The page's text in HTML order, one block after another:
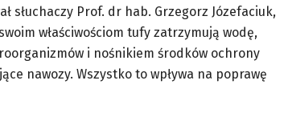
słuchaczy Prof. dr hab. Grzegorz Józefaciuk,
właściwościom tufy zatrzymują wodę,
i nośnikiem środków ochrony
nawozy. Wszystko to wpływa na poprawę